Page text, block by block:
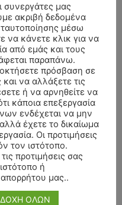
-
συνεργάτες μας
ακριβή δεδομένα
μέσω
κάνετε κλικ για να
από εμάς και τους
παραπάνω.
πρόσβαση σε
να αλλάξετε τις
ή να αρνηθείτε να
κάποια επεξεργασία
ενδέχεται να μην
έχετε το δικαίωμα
Οι προτιμήσεις
τον ιστότοπο.
προτιμήσεις σας
ή
απορρήτου μας..
ΟΛΩΝ